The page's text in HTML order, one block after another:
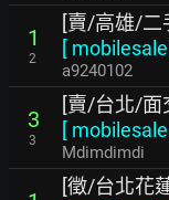
1
2
[賣/高雄/二
[
a9240102
3
3
[賣/台北/面
[
Mdimdimdi
[徵/台北花